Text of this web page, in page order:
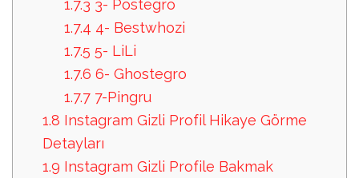
1.7.3 3- Postegro
1.7.4 4- Bestwhozi
1.7.5 5- LiLi
1.7.6 6- Ghostegro
1.7.7 7-Pingru
1.8 Instagram Gizli Profil Hikaye Görme
Detayları
1.9 Instagram Gizli Profile Bakmak